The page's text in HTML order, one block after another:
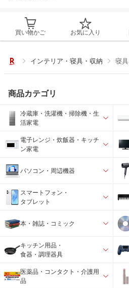
買い物かご お気に入り
インテリア・寝具・収納 寝具
商品カテゴリ
冷蔵庫・洗濯機・掃除機・生
活家電
電子レンジ・炊飯器・キッチ
ン家電
パソコン・周辺機器
スマートフォン・
タブレット
本・雑誌・コミック
キッチン用品・
食器・調理器具
医薬品・コンタクト・介護用
品